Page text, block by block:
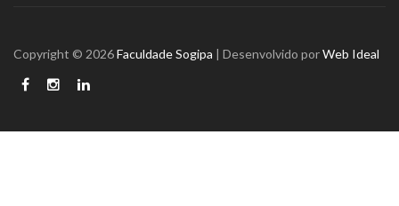
Copyright © 2026Faculdade Sogipa | Desenvolvido porWeb Ideal